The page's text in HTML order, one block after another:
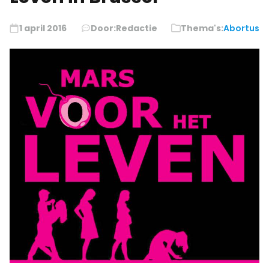
1 april 2016 Door:Redactie Thema's:Abortus